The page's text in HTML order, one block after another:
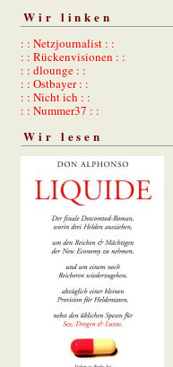
Wir linken
: : Netzjournalist : :
: : Rückenvisionen : :
: : dlounge : :
: : Ostbayer : :
: : Nicht ich : :
: : Nummer37 : :
Wir lesen